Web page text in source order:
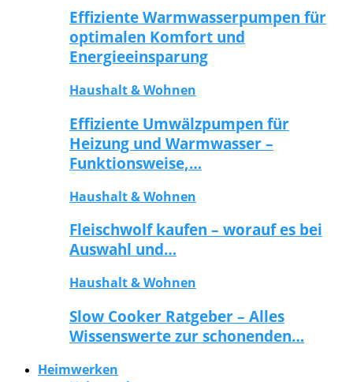
Effiziente Warmwasserpumpen für
optimalen Komfort und
Energieeinsparung
Haushalt & Wohnen
Effiziente Umwälzpumpen für
Heizung und Warmwasser –
Funktionsweise,…
Haushalt & Wohnen
Fleischwolf kaufen – worauf es bei
Auswahl und…
Haushalt & Wohnen
Slow Cooker Ratgeber – Alles
Wissenswerte zur schonenden…
Heimwerken